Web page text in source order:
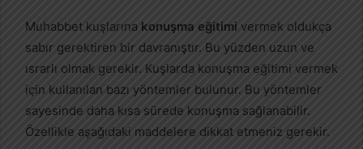
Muhabbet kuşlarına konuşma eğitimi vermek oldukça
sabır gerektiren bir davranıştır. Bu yüzden uzun ve
ısrarlı olmak gerekir. Kuşlarda konuşma eğitimi vermek
için kullanılan bazı yöntemler bulunur. Bu yöntemler
sayesinde daha kısa sürede konuşma sağlanabilir.
Özellikle aşağıdaki maddelere dikkat etmeniz gerekir.